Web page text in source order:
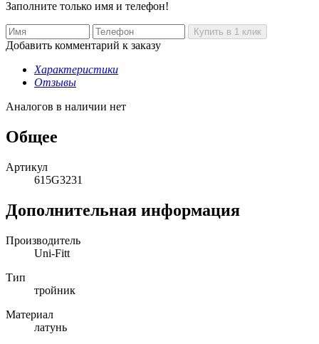
Заполните только имя и телефон!
Добавить комментарий к заказу
Характеристики
Отзывы
Аналогов в наличии нет
Общее
Артикул
615G3231
Дополнительная информация
Производитель
Uni-Fitt
Тип
тройник
Материал
латунь